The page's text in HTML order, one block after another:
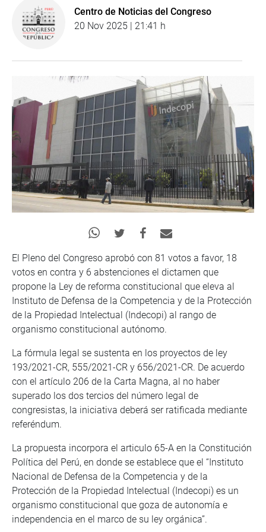
Centro de Noticias del Congreso
20 Nov 2025 | 21:41 h
El Pleno del Congreso aprobó con 81 votos a favor, 18
votos en contra y 6 abstenciones el dictamen que
propone la Ley de reforma constitucional que eleva al
Instituto de Defensa de la Competencia y de la Protección
de la Propiedad Intelectual (Indecopi) al rango de
organismo constitucional autónomo.
La fórmula legal se sustenta en los proyectos de ley
193/2021-CR, 555/2021-CR y 656/2021-CR. De acuerdo
con el artículo 206 de la Carta Magna, al no haber
superado los dos tercios del número legal de
congresistas, la iniciativa deberá ser ratificada mediante
referéndum.
La propuesta incorpora el articulo 65-A en la Constitución
Política del Perú, en donde se establece que el “Instituto
Nacional de Defensa de la Competencia y de la
Protección de la Propiedad Intelectual (Indecopi) es un
organismo constitucional que goza de autonomía e
independencia en el marco de su ley orgánica”.